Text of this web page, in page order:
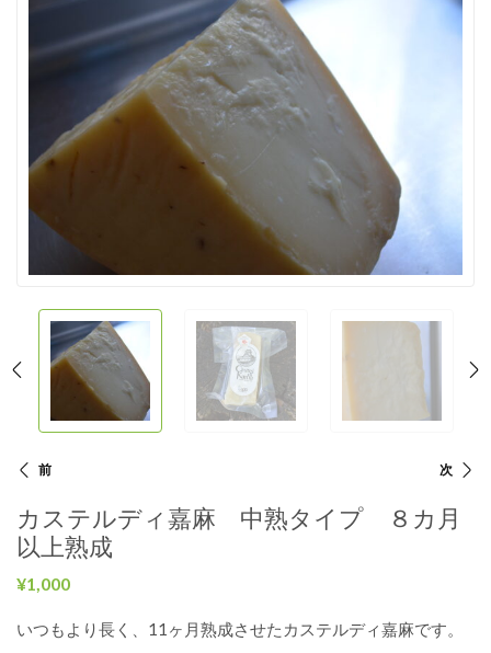
投
稿
ナ
ビ
前 次
カステルディ嘉麻 中熟タイプ ８カ月
以上熟成
¥1,000
いつもより長く、11ヶ月熟成させたカステルディ嘉麻です。